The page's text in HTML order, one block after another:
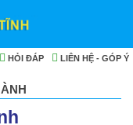
LIÊN HỆ - GÓP Ý
HỎI ĐÁP